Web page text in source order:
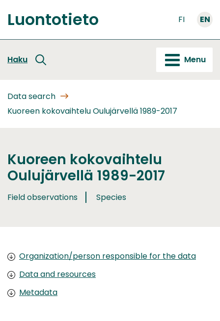
to
content
Front
Luontotieto FI EN
Haku Menu
Data search
Kuoreen kokovaihtelu Oulujärvellä 1989-2017
Kuoreen kokovaihtelu
Oulujärvellä 1989-2017
Field observations Species
Organization/person responsible for the data
Data and resources
Metadata